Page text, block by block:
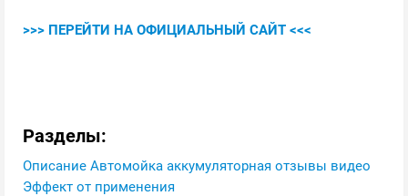
>>> ПЕРЕЙТИ НА ОФИЦИАЛЬНЫЙ САЙТ <<<
Разделы:
Описание Автомойка аккумуляторная отзывы видео
Эффект от применения